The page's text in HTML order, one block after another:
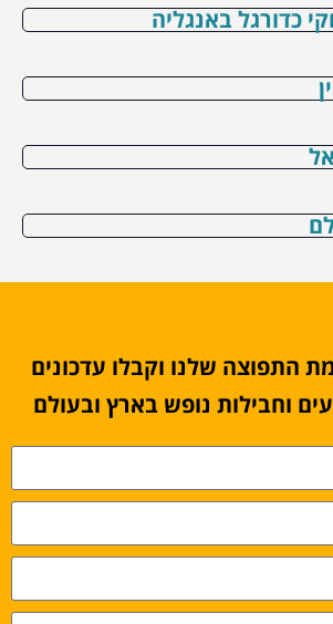
כדורגל באנגליה
התפוצה שלנו וקבלו עדכונים
וחבילות נופש בארץ ובעולם